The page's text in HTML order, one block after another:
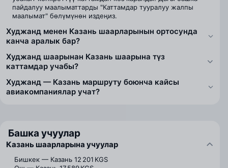
пайдалуу маалыматтарды "Каттамдар тууралуу жалпы
маалымат" бөлүмүнөн издеңиз.
Худжанд менен Казань шаарларынын ортосунда
канча аралык бар?
Худжанд шаарынан Казань шаарына түз
каттамдар учабы?
Худжанд — Казань маршруту боюнча кайсы
авиакомпаниялар учат?
Башка учуулар
Казань шаарларына учуулар
Бишкек — Казань 12 201 KGS